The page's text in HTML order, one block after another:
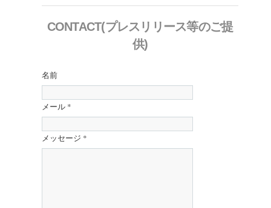
CONTACT(プレスリリース等のご提
供)
名前
メール *
メッセージ *